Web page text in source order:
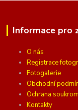
Informace pro
O nás
Registrace
Fotogalerie
Obchodní
Ochrana
Kontakty